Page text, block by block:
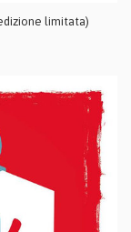
limitata)